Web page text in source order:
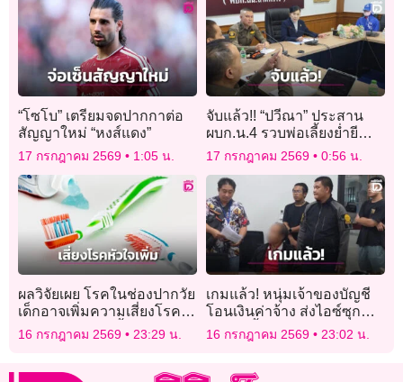
“โซโบ” เตรียมจดปากกาต่อ
สัญญาใหม่ “หงส์แดง”
17 กรกฎาคม 2569 1:05 น.
จับแล้ว!! “ปวีณา” ประสาน
ผบก.น.4 รวบพ่อเลี้ยงย่ำยี
ลูกสาววัย 14 นาน 6 ปี ขู่ฆ่า
ยกครัว
17 กรกฎาคม 2569 0:56 น.
ผลวิจัยเผย โรคในช่องปากวัย
เด็กอาจเพิ่มความเสี่ยงโรค
หัวใจตอนโตสูงขึ้น 45%
16 กรกฎาคม 2569 23:29 น.
เกมแล้ว! หนุ่มเจ้าของบัญชี
โอนเงินค่าจ้าง ส่งไอซ์ซุก
กระปุกน้ำมะขามเปียกไป
16 กรกฎาคม 2569 23:02 น.